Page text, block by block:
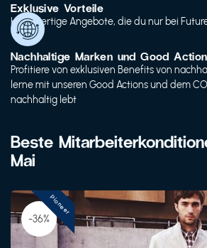
Exklusive Vorteile
Hochwertige Angebote, die du nur bei
Nachhaltige Marken und Good
Profitiere von exklusiven Benefits von
lerne mit unseren Good Actions und dem
nachhaltig lebt
Beste
Mai
-36%
Pioneer